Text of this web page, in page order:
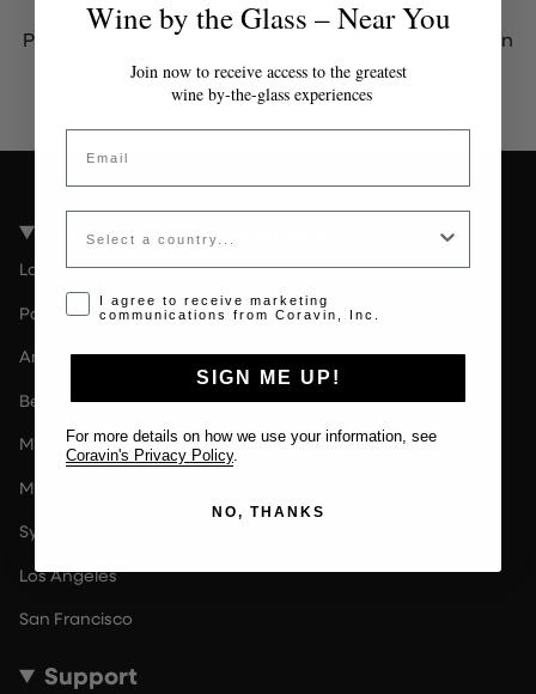
Por favor contacta al administrador para obtener un
token válido.
Coravin Guide Locations
London
Paris
Amsterdam
Berlin
Milan
Melbourne
Sydney
Los Angeles
San Francisco
Support
Wine by the Glass – Near You
Join now to receive access to the greatest
wine by-the-glass experiences
Email
Country
Opt-in disclaimer
I agree to receive marketing
communications from Coravin, Inc.
SIGN ME UP!
For more details on how we use your information, see
Coravin's Privacy Policy
NO, THANKS